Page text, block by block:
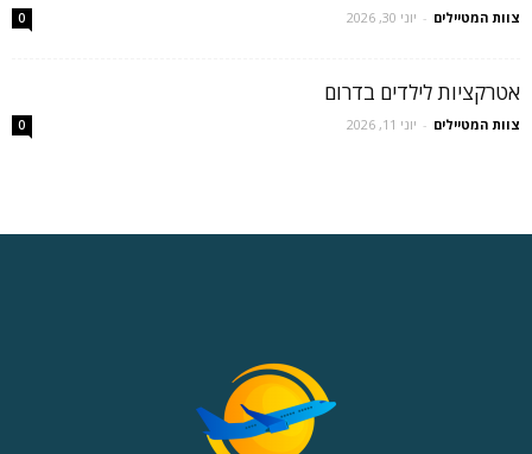
צוות המטיילים - יוני 30, 2026 0
אטרקציות לילדים בדרום
צוות המטיילים - יוני 11, 2026 0